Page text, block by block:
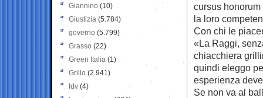
cursus
la loro
Con chi le
«La Raggi,
chiacchiera
quindi eleggo
esperienza
Se non va al
Giannino (10)
Giustizia (5.784)
governo (5.799)
Grasso (22)
Green Italia (1)
Grillo (2.941)
Idv (4)